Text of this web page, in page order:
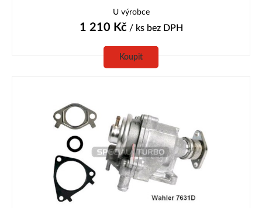
U výrobce
1 210 Kč/ ks bez DPH
Koupit